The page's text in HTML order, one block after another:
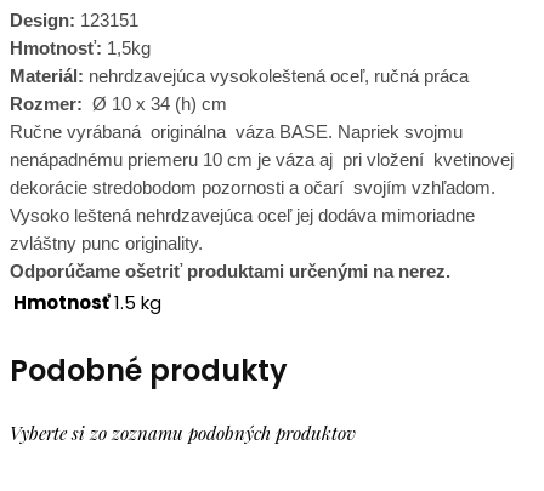
Design: 123151
Hmotnosť: 1,5kg
Materiál: nehrdzavejúca vysokoleštená oceľ, ručná práca
Rozmer: Ø 10 x 34 (h) cm
Ručne vyrábaná originálna váza BASE. Napriek svojmu
nenápadnému priemeru 10 cm je váza aj pri vložení kvetinovej
dekorácie stredobodom pozornosti a očarí svojím vzhľadom.
Vysoko leštená nehrdzavejúca oceľ jej dodáva mimoriadne
zvláštny punc originality.
Odporúčame ošetriť produktami určenými na nerez.
Hmotnosť1.5 kg
Podobné produkty
Vyberte si zo zoznamu podobných produktov